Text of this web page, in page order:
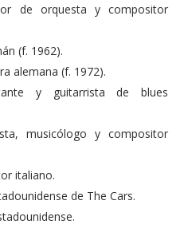
de orquesta y compositor
(f. 1962).
alemana (f. 1972).
y guitarrista de blues
musicólogo y compositor
italiano.
de The Cars.